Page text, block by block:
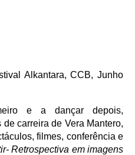
Alkantara, CCB, Junho
e a dançar depois,
carreira de Vera Mantero,
filmes, conferência e
Retrospectiva em imagens